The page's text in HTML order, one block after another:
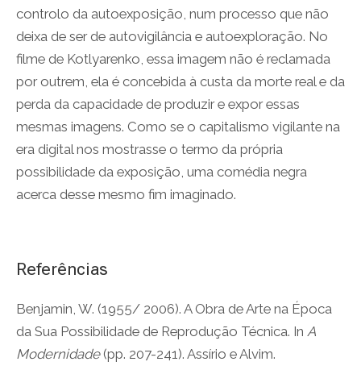
controlo da autoexposição, num processo que não
deixa de ser de autovigilância e autoexploração. No
filme de Kotlyarenko, essa imagem não é reclamada
por outrem, ela é concebida à custa da morte real e da
perda da capacidade de produzir e expor essas
mesmas imagens. Como se o capitalismo vigilante na
era digital nos mostrasse o termo da própria
possibilidade da exposição, uma comédia negra
acerca desse mesmo fim imaginado.
Referências
Benjamin, W. (1955/ 2006). A Obra de Arte na Época
da Sua Possibilidade de Reprodução Técnica. In A
Modernidade(pp. 207-241). Assírio e Alvim.